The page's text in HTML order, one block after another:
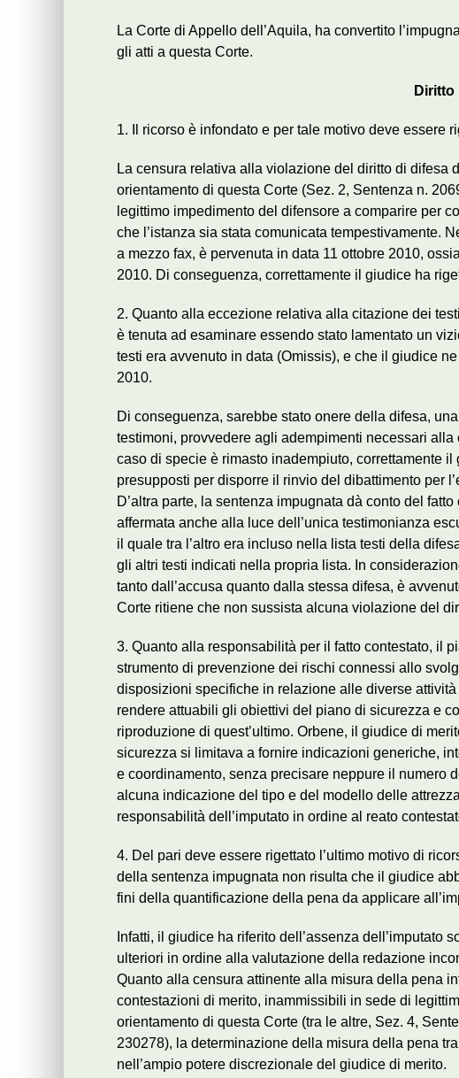
La Corte di Appello dell’Aquila, ha convertito
gli atti a questa Corte.
Diritto
1. Il ricorso è infondato e per tale motivo deve essere
La censura relativa alla violazione del diritto di difesa
orientamento di questa Corte (Sez. 2, Sentenza n.
legittimo impedimento del difensore a comparire per
che l’istanza sia stata comunicata tempestivamente.
a mezzo fax, è pervenuta in data 11 ottobre 2010,
2010. Di conseguenza, correttamente il giudice ha
2. Quanto alla eccezione relativa alla citazione dei
è tenuta ad esaminare essendo stato lamentato un
testi era avvenuto in data (Omissis), e che il giudice
2010.
Di conseguenza, sarebbe stato onere della difesa,
testimoni, provvedere agli adempimenti necessari
caso di specie è rimasto inadempiuto, correttamente
presupposti per disporre il rinvio del dibattimento per
D’altra parte, la sentenza impugnata dà conto del
affermata anche alla luce dell’unica testimonianza
il quale tra l’altro era incluso nella lista testi della
gli altri testi indicati nella propria lista. In
tanto dall’accusa quanto dalla stessa difesa, è
Corte ritiene che non sussista alcuna violazione del
3. Quanto alla responsabilità per il fatto contestato, il
strumento di prevenzione dei rischi connessi allo
disposizioni specifiche in relazione alle diverse
rendere attuabili gli obiettivi del piano di sicurezza e
riproduzione di quest’ultimo. Orbene, il giudice di
sicurezza si limitava a fornire indicazioni generiche,
e coordinamento, senza precisare neppure il numero
alcuna indicazione del tipo e del modello delle
responsabilità dell’imputato in ordine al reato
4. Del pari deve essere rigettato l’ultimo motivo di
della sentenza impugnata non risulta che il giudice
fini della quantificazione della pena da applicare
Infatti, il giudice ha riferito dell’assenza dell’imputato
ulteriori in ordine alla valutazione della redazione
Quanto alla censura attinente alla misura della pena
contestazioni di merito, inammissibili in sede di
orientamento di questa Corte (tra le altre, Sez. 4,
230278), la determinazione della misura della pena
nell’ampio potere discrezionale del giudice di merito.